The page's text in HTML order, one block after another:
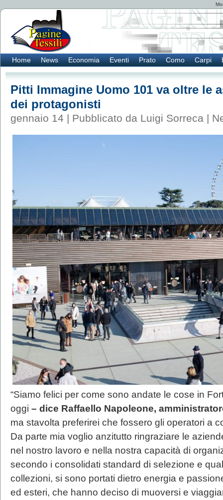
Home News Economia Eventi Prato Como Carpi
Pitti Immagine Uomo 101 va oltre le
dei protagonisti
gennaio 14 | Pubblicato da Luigi Sorreca |
“Siamo felici per come sono andate le cose in
oggi – dice Raffaello Napoleone,
ma stavolta preferirei che fossero gli operatori a
Da parte mia voglio anzitutto ringraziare le
nel nostro lavoro e nella nostra capacità di
secondo i consolidati standard di selezione e
collezioni, si sono portati dietro energia e
ed esteri, che hanno deciso di muoversi e